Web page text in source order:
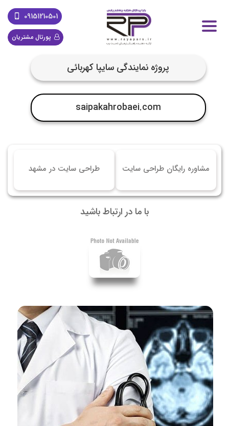
09151210501
پورتال مشتریان
پروژه نمایندگی سایپا کهربائی
saipakahrobaei.com
مشاوره رایگان طراحی سایت طراحی سایت در مشهد
با ما در ارتباط باشید